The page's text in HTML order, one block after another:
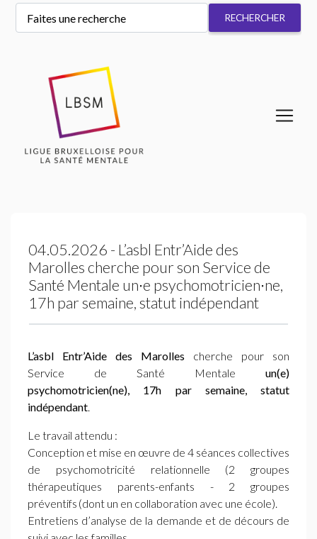
04.05.2026 - L’asbl Entr’Aide des
Marolles cherche pour son Service de
Santé Mentale un∙e psychomotricien∙ne,
17h par semaine, statut indépendant
L’asbl Entr’Aide des Marolles cherche pour son
Service de Santé Mentale un(e)
psychomotricien(ne),
17h par semaine, statut
indépendant.
Le travail attendu :
Conception et mise en œuvre de 4 séances collectives
de psychomotricité relationnelle (2 groupes
thérapeutiques parents-enfants - 2 groupes
préventifs (dont un en collaboration avec une école).
Entretiens d’analyse de la demande et de décours de